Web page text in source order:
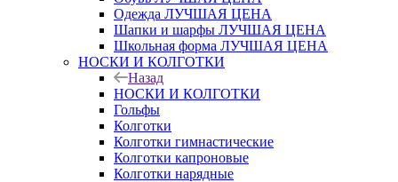
Одежда ЛУЧШАЯ ЦЕНА
Шапки и шарфы ЛУЧШАЯ ЦЕНА
Школьная форма ЛУЧШАЯ ЦЕНА
НОСКИ И КОЛГОТКИ
Назад
НОСКИ И КОЛГОТКИ
Гольфы
Колготки
Колготки гимнастические
Колготки капроновые
Колготки нарядные